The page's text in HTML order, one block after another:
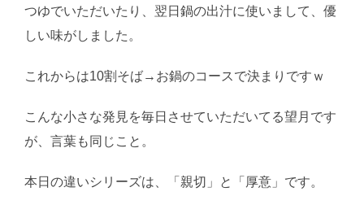
つゆでいただいたり、翌日鍋の出汁に使いまして、優
しい味がしました。
これからは10割そば→お鍋のコースで決まりですｗ
こんな小さな発見を毎日させていただいてる望月です
が、言葉も同じこと。
本日の違いシリーズは、「親切」と「厚意」です。